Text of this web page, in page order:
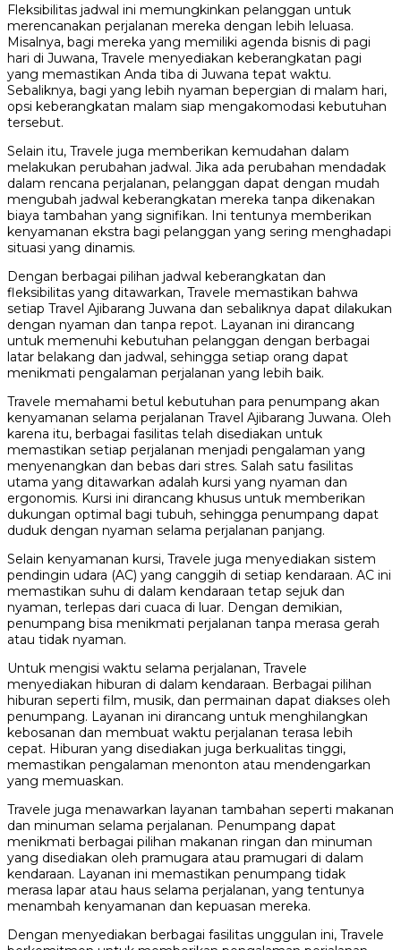
Fleksibilitas jadwal ini memungkinkan pelanggan untuk
merencanakan perjalanan mereka dengan lebih leluasa.
Misalnya, bagi mereka yang memiliki agenda bisnis di pagi
hari di Juwana, Travele menyediakan keberangkatan pagi
yang memastikan Anda tiba di Juwana tepat waktu.
Sebaliknya, bagi yang lebih nyaman bepergian di malam hari,
opsi keberangkatan malam siap mengakomodasi kebutuhan
tersebut.
Selain itu, Travele juga memberikan kemudahan dalam
melakukan perubahan jadwal. Jika ada perubahan mendadak
dalam rencana perjalanan, pelanggan dapat dengan mudah
mengubah jadwal keberangkatan mereka tanpa dikenakan
biaya tambahan yang signifikan. Ini tentunya memberikan
kenyamanan ekstra bagi pelanggan yang sering menghadapi
situasi yang dinamis.
Dengan berbagai pilihan jadwal keberangkatan dan
fleksibilitas yang ditawarkan, Travele memastikan bahwa
setiap Travel Ajibarang Juwana dan sebaliknya dapat dilakukan
dengan nyaman dan tanpa repot. Layanan ini dirancang
untuk memenuhi kebutuhan pelanggan dengan berbagai
latar belakang dan jadwal, sehingga setiap orang dapat
menikmati pengalaman perjalanan yang lebih baik.
Travele memahami betul kebutuhan para penumpang akan
kenyamanan selama perjalanan Travel Ajibarang Juwana. Oleh
karena itu, berbagai fasilitas telah disediakan untuk
memastikan setiap perjalanan menjadi pengalaman yang
menyenangkan dan bebas dari stres. Salah satu fasilitas
utama yang ditawarkan adalah kursi yang nyaman dan
ergonomis. Kursi ini dirancang khusus untuk memberikan
dukungan optimal bagi tubuh, sehingga penumpang dapat
duduk dengan nyaman selama perjalanan panjang.
Selain kenyamanan kursi, Travele juga menyediakan sistem
pendingin udara (AC) yang canggih di setiap kendaraan. AC ini
memastikan suhu di dalam kendaraan tetap sejuk dan
nyaman, terlepas dari cuaca di luar. Dengan demikian,
penumpang bisa menikmati perjalanan tanpa merasa gerah
atau tidak nyaman.
Untuk mengisi waktu selama perjalanan, Travele
menyediakan hiburan di dalam kendaraan. Berbagai pilihan
hiburan seperti film, musik, dan permainan dapat diakses oleh
penumpang. Layanan ini dirancang untuk menghilangkan
kebosanan dan membuat waktu perjalanan terasa lebih
cepat. Hiburan yang disediakan juga berkualitas tinggi,
memastikan pengalaman menonton atau mendengarkan
yang memuaskan.
Travele juga menawarkan layanan tambahan seperti makanan
dan minuman selama perjalanan. Penumpang dapat
menikmati berbagai pilihan makanan ringan dan minuman
yang disediakan oleh pramugara atau pramugari di dalam
kendaraan. Layanan ini memastikan penumpang tidak
merasa lapar atau haus selama perjalanan, yang tentunya
menambah kenyamanan dan kepuasan mereka.
Dengan menyediakan berbagai fasilitas unggulan ini, Travele